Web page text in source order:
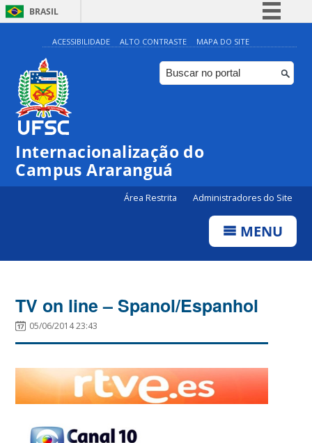
BRASIL
Simplifique!
Comunica BR
Participe
ACESSIBILIDADE ALTO CONTRASTE MAPA DO SITE
Internacionalização do
Campus Araranguá
Área Restrita Administradores do Site
MENU
TV on line – Spanol/Espanhol
05/06/2014 23:43